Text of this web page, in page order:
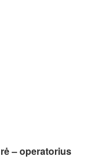
– operatorius